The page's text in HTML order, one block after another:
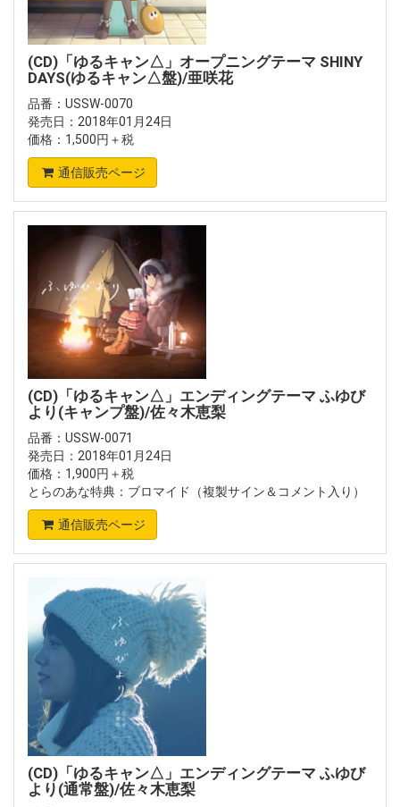
(CD)「ゆるキャン△」オープニングテーマ SHINY
DAYS(ゆるキャン△盤)/亜咲花
品番：USSW-0070
発売日：2018年01月24日
価格：1,500円＋税
通信販売ページ
(CD)「ゆるキャン△」エンディングテーマ ふゆび
より(キャンプ盤)/佐々木恵梨
品番：USSW-0071
発売日：2018年01月24日
価格：1,900円＋税
とらのあな特典：ブロマイド（複製サイン＆コメント入り）
通信販売ページ
(CD)「ゆるキャン△」エンディングテーマ ふゆび
より(通常盤)/佐々木恵梨